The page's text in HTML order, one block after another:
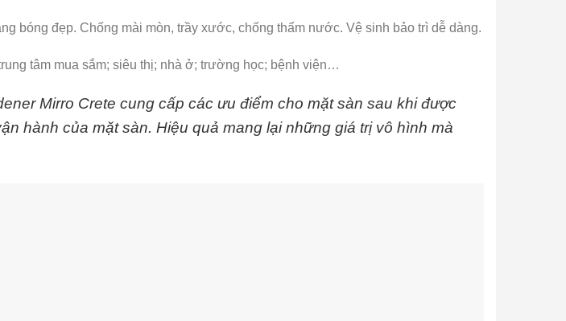
bóng đẹp. Chống mài mòn, trầy xước, chống thấm nước. Vệ sinh bảo trì dễ dàng.
tâm mua sắm; siêu thị; nhà ở; trường học; bệnh viện…
Mirro Crete cung cấp các ưu điểm cho mặt sàn sau khi được
hành của mặt sàn. Hiệu quả mang lại những giá trị vô hình mà